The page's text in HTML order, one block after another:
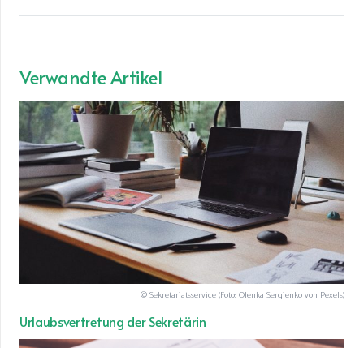
Verwandte Artikel
© Sekretariatsservice (Foto: Olenka Sergienko von Pexels)
Urlaubsvertretung der Sekretärin